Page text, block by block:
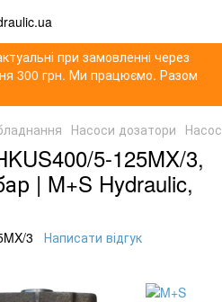
при замовленні через
300 грн. Ми працюємо. Разом
Насоси дозатори
5-125MX/3,
| M+S Hydraulic,
3 Написати відгук